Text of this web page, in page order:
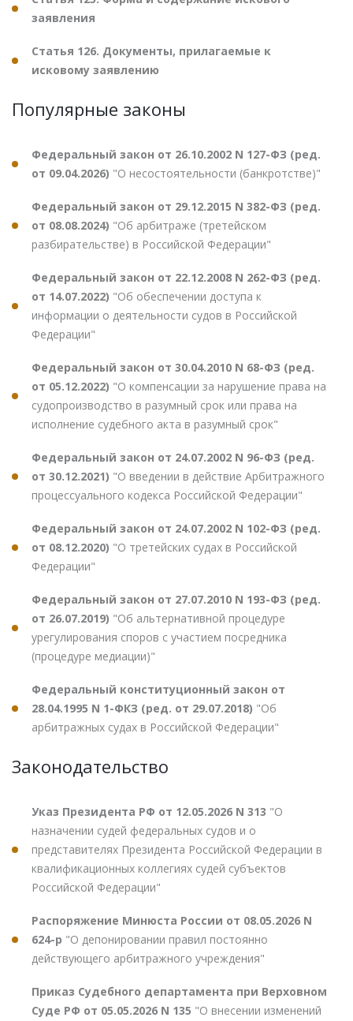
заявления
Статья 126. Документы, прилагаемые к
исковому заявлению
Популярные законы
Федеральный закон от 26.10.2002 N 127-ФЗ (ред.
от 09.04.2026) "О несостоятельности (банкротстве)"
Федеральный закон от 29.12.2015 N 382-ФЗ (ред.
от 08.08.2024) "Об арбитраже (третейском
разбирательстве) в Российской Федерации"
Федеральный закон от 22.12.2008 N 262-ФЗ (ред.
от 14.07.2022) "Об обеспечении доступа к
информации о деятельности судов в Российской
Федерации"
Федеральный закон от 30.04.2010 N 68-ФЗ (ред.
от 05.12.2022) "О компенсации за нарушение права на
судопроизводство в разумный срок или права на
исполнение судебного акта в разумный срок"
Федеральный закон от 24.07.2002 N 96-ФЗ (ред.
от 30.12.2021) "О введении в действие Арбитражного
процессуального кодекса Российской Федерации"
Федеральный закон от 24.07.2002 N 102-ФЗ (ред.
от 08.12.2020) "О третейских судах в Российской
Федерации"
Федеральный закон от 27.07.2010 N 193-ФЗ (ред.
от 26.07.2019) "Об альтернативной процедуре
урегулирования споров с участием посредника
(процедуре медиации)"
Федеральный конституционный закон от
28.04.1995 N 1-ФКЗ (ред. от 29.07.2018) "Об
арбитражных судах в Российской Федерации"
Законодательство
Указ Президента РФ от 12.05.2026 N 313 "О
назначении судей федеральных судов и о
представителях Президента Российской Федерации в
квалификационных коллегиях судей субъектов
Российской Федерации"
Распоряжение Минюста России от 08.05.2026 N
624-р "О депонировании правил постоянно
действующего арбитражного учреждения"
Приказ Судебного департамента при Верховном
Суде РФ от 05.05.2026 N 135 "О внесении изменений